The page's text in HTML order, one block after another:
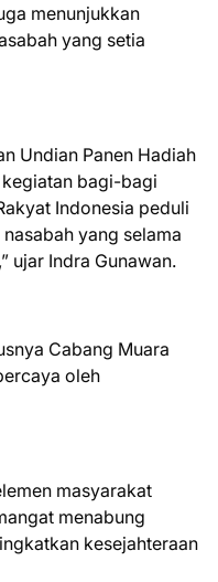
menunjukkan
yang setia
Undian Panen Hadiah
bagi-bagi
Indonesia peduli
yang selama
ujar Indra Gunawan.
Cabang Muara
oleh
masyarakat
menabung
kesejahteraan